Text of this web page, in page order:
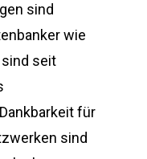
sind
wie
sind seit
für
sind